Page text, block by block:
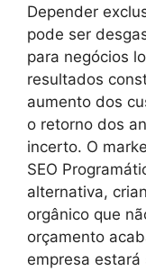
Depender
pode ser
para negócios
resultados
aumento dos
o retorno dos
incerto. O
SEO
alternativa,
orgânico que
orçamento
empresa